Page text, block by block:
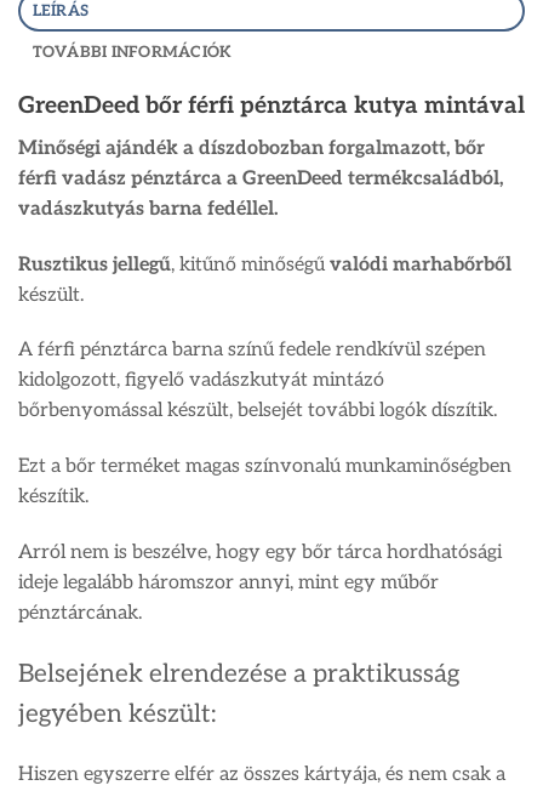
LEÍRÁS
TOVÁBBI INFORMÁCIÓK
GreenDeed bőr férfi pénztárca kutya mintával
Minőségi ajándék a díszdobozban forgalmazott, bőr
férfi vadász pénztárca a GreenDeed termékcsaládból,
vadászkutyás barna fedéllel.
Rusztikus jellegű, kitűnő minőségű valódi marhabőrből
készült.
A férfi pénztárca barna színű fedele rendkívül szépen
kidolgozott, figyelő vadászkutyát mintázó
bőrbenyomással készült, belsejét további logók díszítik.
Ezt a bőr terméket magas színvonalú munkaminőségben
készítik.
Arról nem is beszélve, hogy egy bőr tárca hordhatósági
ideje legalább háromszor annyi, mint egy műbőr
pénztárcának.
Belsejének elrendezése a praktikusság
jegyében készült:
Hiszen egyszerre elfér az összes kártyája, és nem csak a